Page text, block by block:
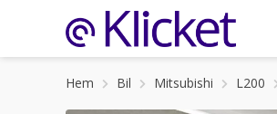
Hem Bil Mitsubishi L200